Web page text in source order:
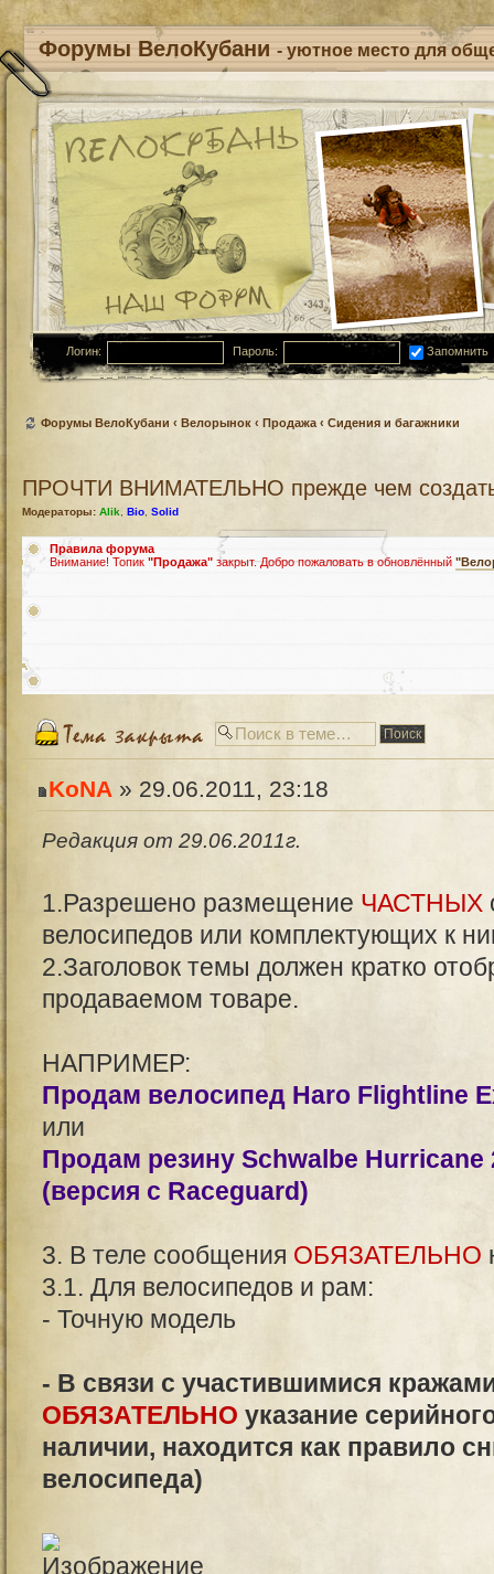
Форумы ВелоКубани - уютное место для
Логин: Пароль: Запомнить
Форумы ВелоКубани ‹ Велорынок ‹ Продажа ‹ Сидения и багажники
ПРОЧТИ ВНИМАТЕЛЬНО прежде чем
Модераторы: Alik Bio Solid
Правила форума
Внимание! Топик "Продажа" закрыт. Добро пожаловать в обновлённый
KoNA » 29.06.2011, 23:18
Редакция от 29.06.2011г.
1.Разрешено размещение ЧАСТНЫХ
велосипедов или комплектующих к
2.Заголовок темы должен кратко
продаваемом товаре.
НАПРИМЕР:
Продам велосипед Haro Flightline
или
Продам резину Schwalbe
(версия с Raceguard)
3. В теле сообщения ОБЯЗАТЕЛЬНО
3.1. Для велосипедов и рам:
- Точную модель
- В связи с участившимися
ОБЯЗАТЕЛЬНО указание
наличии, находится как правило
велосипеда)